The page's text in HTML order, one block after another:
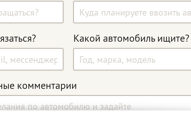
Какой автомобиль ищите?
комментарии